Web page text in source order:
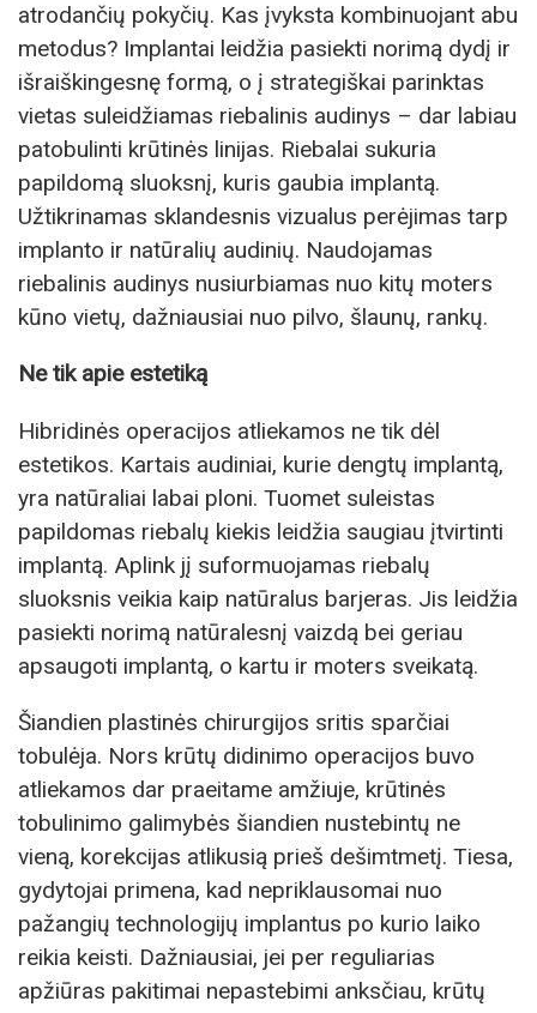
atrodančių pokyčių. Kas įvyksta kombinuojant abu
metodus? Implantai leidžia pasiekti norimą dydį ir
išraiškingesnę formą, o į strategiškai parinktas
vietas suleidžiamas riebalinis audinys – dar labiau
patobulinti krūtinės linijas. Riebalai sukuria
papildomą sluoksnį, kuris gaubia implantą.
Užtikrinamas sklandesnis vizualus perėjimas tarp
implanto ir natūralių audinių. Naudojamas
riebalinis audinys nusiurbiamas nuo kitų moters
kūno vietų, dažniausiai nuo pilvo, šlaunų, rankų.
Ne tik apie estetiką
Hibridinės operacijos atliekamos ne tik dėl
estetikos. Kartais audiniai, kurie dengtų implantą,
yra natūraliai labai ploni. Tuomet suleistas
papildomas riebalų kiekis leidžia saugiau įtvirtinti
implantą. Aplink jį suformuojamas riebalų
sluoksnis veikia kaip natūralus barjeras. Jis leidžia
pasiekti norimą natūralesnį vaizdą bei geriau
apsaugoti implantą, o kartu ir moters sveikatą.
Šiandien plastinės chirurgijos sritis sparčiai
tobulėja. Nors krūtų didinimo operacijos buvo
atliekamos dar praeitame amžiuje, krūtinės
tobulinimo galimybės šiandien nustebintų ne
vieną, korekcijas atlikusią prieš dešimtmetį. Tiesa,
gydytojai primena, kad nepriklausomai nuo
pažangių technologijų implantus po kurio laiko
reikia keisti. Dažniausiai, jei per reguliarias
apžiūras pakitimai nepastebimi anksčiau, krūtų